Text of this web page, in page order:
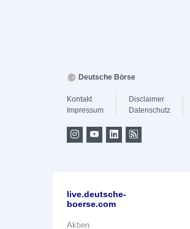
Deutsche Börse
Kontakt
Impressum
Disclaimer
Datenschutz
live.deutsche-
boerse.com
Aktien